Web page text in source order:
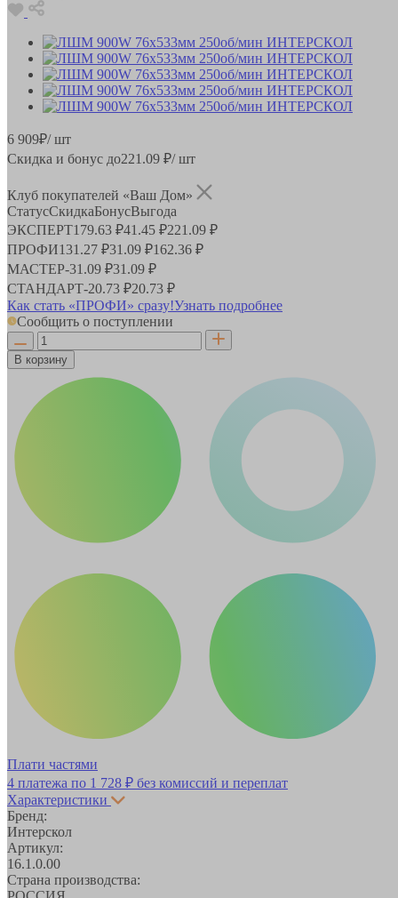
6 909₽/ шт
Скидка и бонус до221.09 ₽/ шт
Клуб покупателей «Ваш Дом»
СтатусСкидкаБонусВыгода
ЭКСПЕРТ179.63 ₽41.45 ₽221.09 ₽
ПРОФИ131.27 ₽31.09 ₽162.36 ₽
МАСТЕР-31.09 ₽31.09 ₽
СТАНДАРТ-20.73 ₽20.73 ₽
Как стать «ПРОФИ» сразу!Узнать подробнее
Сообщить о поступлении
В корзину
Плати частями
4 платежа по 1 728 ₽ без комиссий и переплат
Характеристики
Бренд:
Интерскол
Артикул:
16.1.0.00
Страна производства: